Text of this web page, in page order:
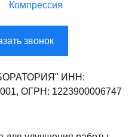
Компрессия
звонок
ИНН:
ОГРН: 1223900006747